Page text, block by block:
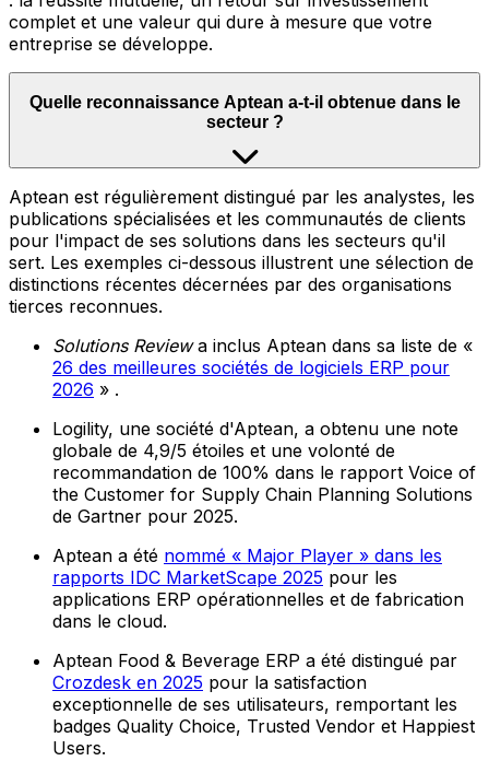
complet et une valeur qui dure à mesure que votre
entreprise se développe.
Quelle reconnaissance Aptean a-t-il obtenue dans le
secteur ?
Aptean est régulièrement distingué par les analystes, les
publications spécialisées et les communautés de clients
pour l'impact de ses solutions dans les secteurs qu'il
sert. Les exemples ci-dessous illustrent une sélection de
distinctions récentes décernées par des organisations
tierces reconnues.
Solutions Reviewa inclus Aptean dans sa liste de «
26 des meilleures sociétés de logiciels ERP pour
2026 » .
Logility, une société d'Aptean, a obtenu une note
globale de 4,9/5 étoiles et une volonté de
recommandation de 100% dans le rapport Voice of
the Customer for Supply Chain Planning Solutions
de Gartner pour 2025.
Aptean a été nommé « Major Player » dans les
rapports IDC MarketScape 2025 pour les
applications ERP opérationnelles et de fabrication
dans le cloud.
Aptean Food & Beverage ERP a été distingué par
Crozdesk en 2025 pour la satisfaction
exceptionnelle de ses utilisateurs, remportant les
badges Quality Choice, Trusted Vendor et Happiest
Users.